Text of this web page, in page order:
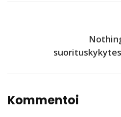
Kommentoi